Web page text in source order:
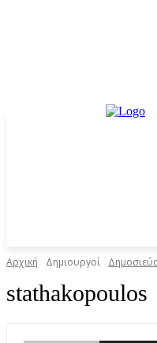
Αρχική Δημιουργοί
stathakopoulos